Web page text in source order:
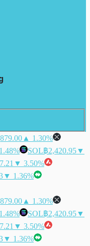
▲ 1.30%
SOL฿2,420.95▼
▼ 3.50%
▼ 1.36%
▲ 1.30%
SOL฿2,420.95▼
▼ 3.50%
▼ 1.36%